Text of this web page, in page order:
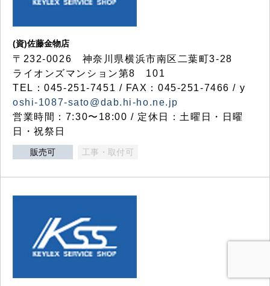
(資)佐藤金物店
〒232-0026 神奈川県横浜市南区二葉町3-28
ライオンズマンション第8 101
TEL：045-251-7451 / FAX：045-251-7466 / y
oshi-1087-sato@dab.hi-ho.ne.jp
営業時間：7:30〜18:00 / 定休日：土曜日・日曜
日・祝祭日
販売可 工事・取付可